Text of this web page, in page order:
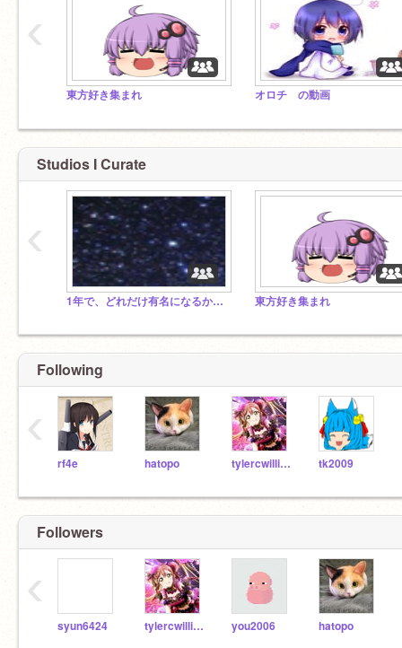
東方好き集まれ オロチ の動画
‹
Studios I Curate
1年で、どれだけ有名になるか（作成日2019年2月9日) 東方好き集まれ
‹
Following
rf4e hatopo tylercwilliams tk2009
‹
Followers
syun6424 tylercwilliams you2006 hatopo
‹